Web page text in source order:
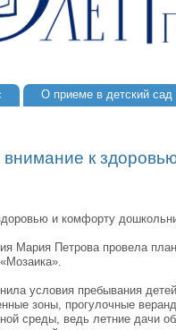
О приеме в детский сад
к
и комфорту
Мария Петрова провела
условия пребывания
зоны, прогулочные
среды, ведь летние дачи